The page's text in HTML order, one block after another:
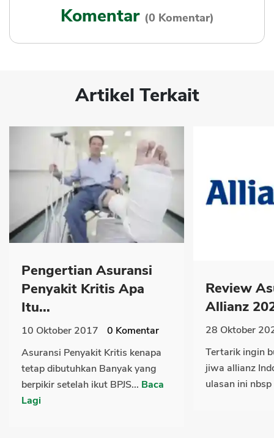
Komentar (0 Komentar)
Artikel Terkait
Pengertian Asuransi
Penyakit Kritis Apa
Itu...
10 Oktober 2017 0 Komentar
Asuransi Penyakit Kritis kenapa
tetap dibutuhkan Banyak yang
berpikir setelah ikut BPJS... Baca
Lagi
Review
Allianz
28 Oktober
Tertarik ingin
jiwa allianz
ulasan ini